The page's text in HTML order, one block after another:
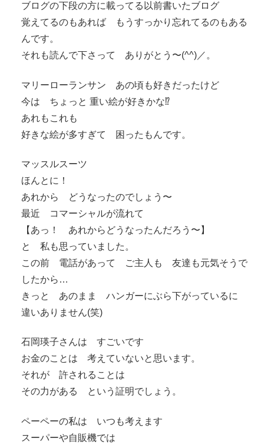
ブログの下段の方に載ってる以前書いたブログ
覚えてるのもあれば もうすっかり忘れてるのもある
んです。
それも読んで下さって ありがとう〜(^^)／。
マリーローランサン あの頃も好きだったけど
今は ちょっと 重い絵が好きかな⁉︎
あれもこれも
好きな絵が多すぎて 困ったもんです。
マッスルスーツ
ほんとに！
あれから どうなったのでしょう〜
最近 コマーシャルが流れて
【あっ！ あれからどうなったんだろう〜】
と 私も思っていました。
この前 電話があって ご主人も 友達も元気そうで
したから…
きっと あのまま ハンガーにぶら下がっているに
違いありません(笑)
石岡瑛子さんは すごいです
お金のことは 考えていないと思います。
それが 許されることは
その力がある という証明でしょう。
ペーペーの私は いつも考えます
スーパーや自販機では